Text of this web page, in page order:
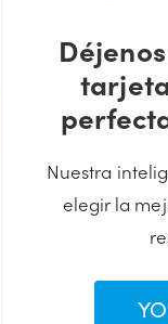
Nuestra
elegir la